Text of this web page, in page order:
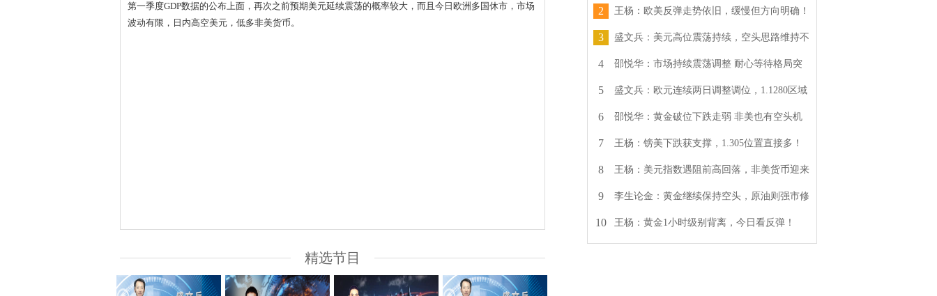
第一季度GDP数据的公布上面，再次之前预期美元延续震荡的概率较大，而且今日欧洲多国休市，市场
波动有限，日内高空美元，低多非美货币。
精选节目
2 王杨：欧美反弹走势依旧，缓慢但方向明确！
3 盛文兵：美元高位震荡持续，空头思路维持不
4 邵悦华：市场持续震荡调整 耐心等待格局突
5 盛文兵：欧元连续两日调整调位，1.1280区域
6 邵悦华：黄金破位下跌走弱 非美也有空头机
7 王杨：镑美下跌获支撑，1.305位置直接多！
8 王杨：美元指数遇阻前高回落，非美货币迎来
9 李生论金：黄金继续保持空头，原油则强市修
10 王杨：黄金1小时级别背离，今日看反弹！